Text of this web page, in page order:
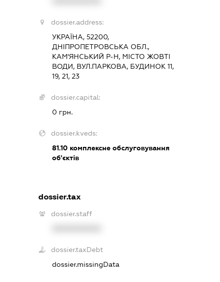
dossier.address:
УКРАЇНА, 52200,
ДНІПРОПЕТРОВСЬКА ОБЛ.,
КАМ'ЯНСЬКИЙ Р-Н, МІСТО ЖОВТІ
ВОДИ, ВУЛ.ПАРКОВА, БУДИНОК 11,
19, 21, 23
dossier.capital:
0 грн.
dossier.kveds:
81.10 комплексне обслуговування
об'єктів
dossier.tax
dossier.staff
dossier.taxDebt
dossier.missingData